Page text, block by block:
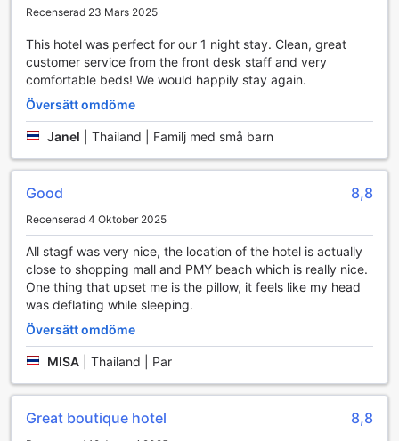
parkeringsplats.
Med den kostnadsfria parkeringen kan du njuta av friheten
att upptäcka Rayong och dess dolda skatter i din egen
takt. The Feeling Hotel strävar efter att skapa en bekväm
och avkopplande atmosfär för sina gäster, och de utmärkta
transportfaciliteterna bidrar till en smidig och angenäm
vistelse. Ta chansen att utforska regionen med stil och
komfort, allt medan du bor på detta fantastiska hotell.
Upplev Bekvämlighet på The Feeling Hotels Rum
oas av komfort och stil. Med luftkonditionering som
av efter en dag av upptäckter. Varje rum är utrustat med
en modern TV, perfekt för att njuta av en filmkväll eller följa
dina favoritprogram efter en lång dag. För att göra din
vistelse ännu mer bekväm, finns det även en hårtork
tillgänglig, så att du enkelt kan styla ditt hår innan du ger
dig ut på äventyr.
Balkongen eller terrassen i varje rum erbjuder en
avkopplande plats att njuta av den friska luften och den
hålla dina drycker kalla och fräscha. Du får även
Recenserad 23 Mars 2025
This hotel was perfect for our 1 night stay. Clean, great
customer service from the front desk staff and very
comfortable beds! We would happily stay again.
Översätt omdöme
Janel Thailand | Familj med små barn
Good 8,8
Recenserad 4 Oktober 2025
All stagf was very nice, the location of the hotel is actually
close to shopping mall and PMY beach which is really nice.
One thing that upset me is the pillow, it feels like my head
was deflating while sleeping.
Översätt omdöme
MISA Thailand | Par
Great boutique hotel 8,8